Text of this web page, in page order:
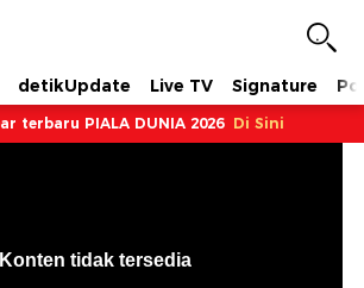
detikUpdate Live TV Signature
terbaru PIALA DUNIA 2026 Di Sini
Konten tidak tersedia